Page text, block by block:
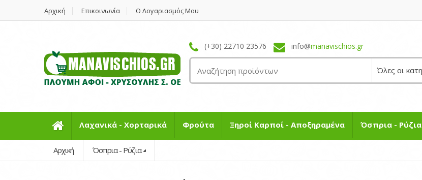
Αρχική Επικοινωνία Ο Λογαριασμός Μου
(+30) 22710 23576 info@manavischios.gr
Λαχανικά - Χορταρικά Φρούτα Ξηροί Καρποί - Αποξηραμένα Όσπρια - Ρύζια
Αρχική Όσπρια - Ρύζια